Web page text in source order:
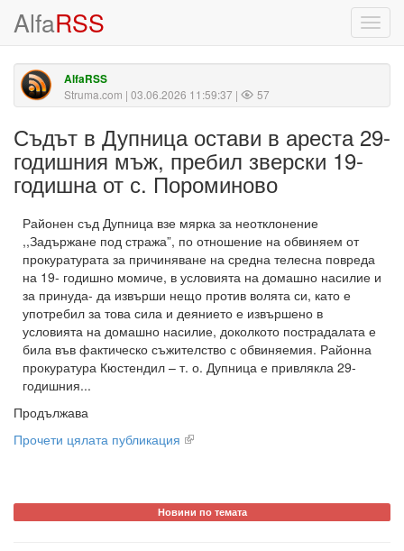
AlfaRSS
AlfaRSS
Struma.com | 03.06.2026 11:59:37 | 57
Съдът в Дупница остави в ареста 29-
годишния мъж, пребил зверски 19-
годишна от с. Пороминово
Районен съд Дупница взе мярка за неотклонение
,,Задържане под стража”, по отношение на обвиняем от
прокуратурата за причиняване на средна телесна повреда
на 19- годишно момиче, в условията на домашно насилие и
за принуда- да извърши нещо против волята си, като е
употребил за това сила и деянието е извършено в
условията на домашно насилие, доколкото пострадалата е
била във фактическо съжителство с обвиняемия. Районна
прокуратура Кюстендил – т. о. Дупница е привлякла 29-
годишния...
Продължава
Прочети цялата публикация
Новини по темата